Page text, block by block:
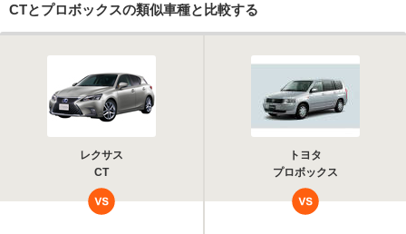
CTとプロボックスの類似車種と比較する
レクサス
CT
トヨタ
プロボックス